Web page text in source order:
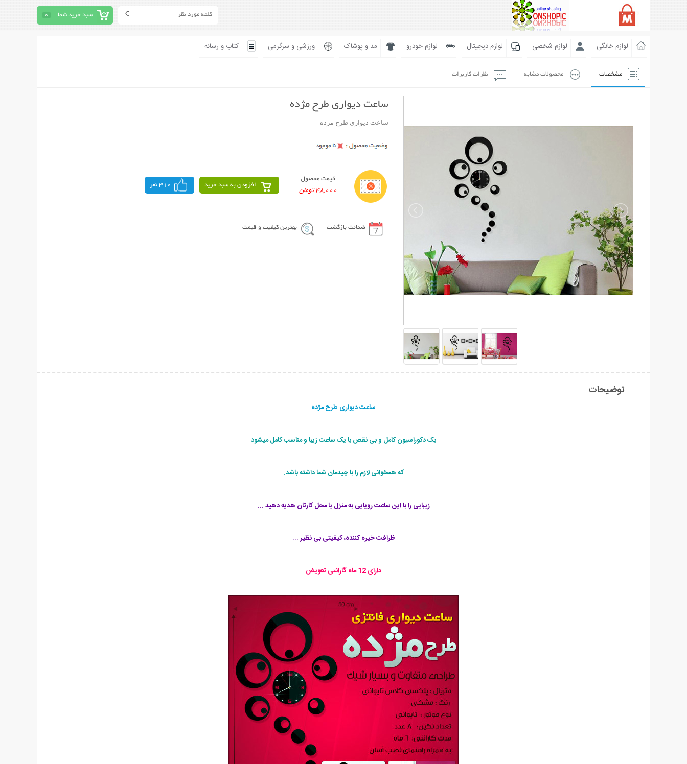
سبد خرید شما 0
لوازم خانگی لوازم شخصی لوازم دیجیتال لوازم خودرو مد و پوشاک ورزشی و سرگرمی کتاب و رسانه
مشخصات محصولات مشابه نظرات کاربرات
ساعت دیواری طرح مژده
ساعت دیواری طرح مژده
قیمت محصول
48,000 تومان
افزودن به سبد خرید 310 نفر
ضمانت بازگشت بهترین کیفیت و قیمت
توضیحات
ساعت دیواری طرح مژده
یک دکوراسیون کامل و بی نقص با یک ساعت زیبا و مناسب کامل میشود
که همخوانی لازم را با چیدمان شما داشته باشد.
زیبایی را با این ساعت رویایی به منزل یا محل کارتان هدیه دهید ...
ظرافت خیره کننده، کیفیتی بی نظیر ...
دارای 12 ماه گارانتی تعویض